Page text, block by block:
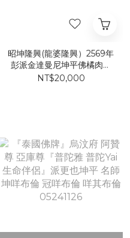
昭坤隆興(龍婆隆興）2569年
彭派金達曼尼坤平佛橘肉重
料版-MAO09062926
NT$20,000